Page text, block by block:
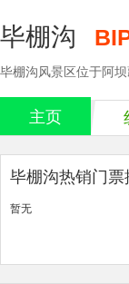
毕棚沟
毕棚沟风景区位于阿
主页
毕棚沟热销门票
暂无